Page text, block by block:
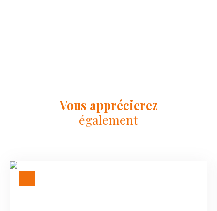
Vous apprécierez
également